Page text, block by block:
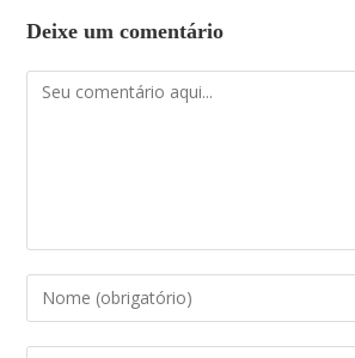
Deixe um comentário